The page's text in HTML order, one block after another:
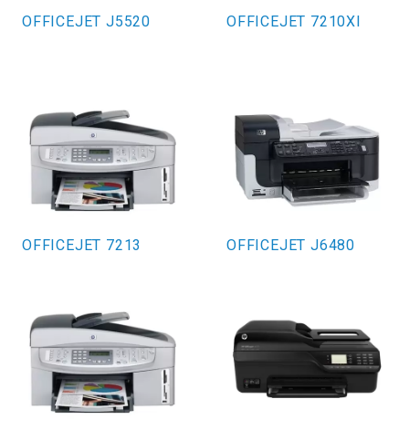
OFFICEJET J5520 OFFICEJET 7210XI
OFFICEJET 7213 OFFICEJET J6480